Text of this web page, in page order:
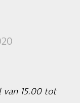
van 15.00 tot